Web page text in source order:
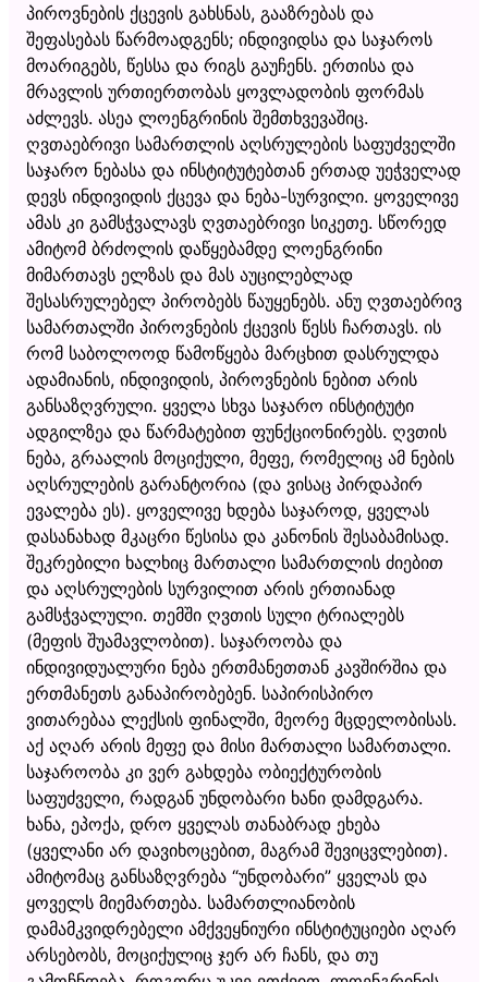
პიროვნების ქცევის გახსნას, გააზრებას და
შეფასებას წარმოადგენს; ინდივიდსა და საჯაროს
მოარიგებს, წესსა და რიგს გაუჩენს. ერთისა და
მრავლის ურთიერთობას ყოვლადობის ფორმას
აძლევს. ასეა ლოენგრინის შემთხვევაშიც.
ღვთაებრივი სამართლის აღსრულების საფუძველში
საჯარო ნებასა და ინსტიტუტებთან ერთად უეჭველად
დევს ინდივიდის ქცევა და ნება-სურვილი. ყოველივე
ამას კი გამსჭვალავს ღვთაებრივი სიკეთე. სწორედ
ამიტომ ბრძოლის დაწყებამდე ლოენგრინი
მიმართავს ელზას და მას აუცილებლად
შესასრულებელ პირობებს წაუყენებს. ანუ ღვთაებრივ
სამართალში პიროვნების ქცევის წესს ჩართავს. ის
რომ საბოლოოდ წამოწყება მარცხით დასრულდა
ადამიანის, ინდივიდის, პიროვნების ნებით არის
განსაზღვრული. ყველა სხვა საჯარო ინსტიტუტი
ადგილზეა და წარმატებით ფუნქციონირებს. ღვთის
ნება, გრაალის მოციქული, მეფე, რომელიც ამ ნების
აღსრულების გარანტორია (და ვისაც პირდაპირ
ევალება ეს). ყოველივე ხდება საჯაროდ, ყველას
დასანახად მკაცრი წესისა და კანონის შესაბამისად.
შეკრებილი ხალხიც მართალი სამართლის ძიებით
და აღსრულების სურვილით არის ერთიანად
გამსჭვალული. თემში ღვთის სული ტრიალებს
(მეფის შუამავლობით). საჯაროობა და
ინდივიდუალური ნება ერთმანეთთან კავშირშია და
ერთმანეთს განაპირობებენ. საპირისპირო
ვითარებაა ლექსის ფინალში, მეორე მცდელობისას.
აქ აღარ არის მეფე და მისი მართალი სამართალი.
საჯაროობა კი ვერ გახდება ობიექტურობის
საფუძველი, რადგან უნდობარი ხანი დამდგარა.
ხანა, ეპოქა, დრო ყველას თანაბრად ეხება
(ყველანი არ დავიხოცებით, მაგრამ შევიცვლებით).
ამიტომაც განსაზღვრება “უნდობარი” ყველას და
ყოველს მიემართება. სამართლიანობის
დამამკვიდრებელი ამქვეყნიური ინსტიტუციები აღარ
არსებობს, მოციქულიც ჯერ არ ჩანს, და თუ